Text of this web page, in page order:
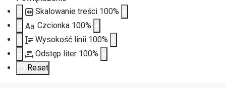
Skalowanie treści 100%
Aa Czcionka 100%
Wysokość linii 100%
Odstęp liter 100%
Reset